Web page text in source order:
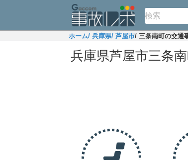
ホーム/ 兵庫県/ 芦屋市/ 三条南町の交通
兵庫県芦屋市三条